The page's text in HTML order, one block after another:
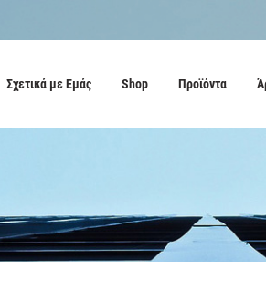
Σχετικά με Εμάς Shop Προϊόντα